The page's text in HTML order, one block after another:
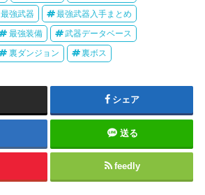
最強武器 最強武器入手まとめ
最強装備 武器データベース
裏ダンジョン 裏ボス
シェア
送る
feedly